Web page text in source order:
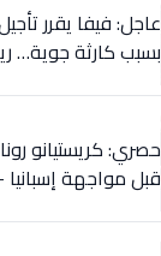
عاجل: فيفا يقرر
بسبب كارثة جوية…
حصري: كريستيانو
قبل مواجهة إسبانيا